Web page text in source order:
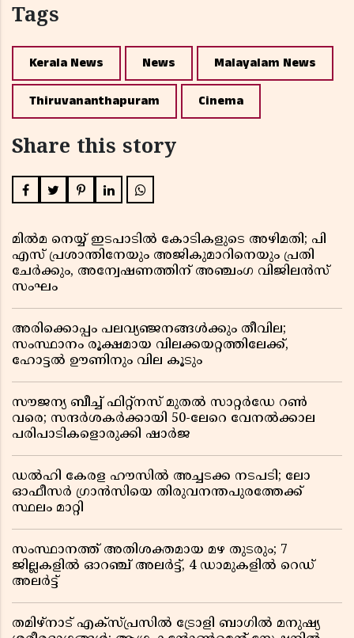
Tags
Kerala News News Malayalam News
Thiruvananthapuram Cinema
Share this story
മിൽമ നെയ്യ് ഇടപാടിൽ കോടികളുടെ അഴിമതി; പി
എസ് പ്രശാന്തിനേയും അജികുമാറിനെയും പ്രതി
ചേർക്കും, അന്വേഷണത്തിന് അഞ്ചംഗ വിജിലൻസ്
സംഘം
അരിക്കൊപ്പം പലവ്യഞ്ജനങ്ങൾക്കും തീവില;
സംസ്ഥാനം രൂക്ഷമായ വിലക്കയറ്റത്തിലേക്ക്,
ഹോട്ടൽ ഊണിനും വില കൂടും
സൗജന്യ ബീച്ച് ഫിറ്റ്നസ് മുതൽ സാറ്റർഡേ റൺ
വരെ; സന്ദർശകർക്കായി 50-ലേറെ വേനൽക്കാല
പരിപാടികളൊരുക്കി ഷാർജ
ഡൽഹി കേരള ഹൗസിൽ അച്ചടക്ക നടപടി; ലോ
ഓഫീസർ ഗ്രാൻസിയെ തിരുവനന്തപുരത്തേക്ക്
സ്ഥലം മാറ്റി
സംസ്ഥാനത്ത് അതിശക്തമായ മഴ തുടരും; 7
ജില്ലകളിൽ ഓറഞ്ച് അലർട്ട്, 4 ഡാമുകളിൽ റെഡ്
അലർട്ട്
തമിഴ്‌നാട് എക്സ്പ്രസിൽ ട്രോളി ബാഗിൽ മനുഷ്യ